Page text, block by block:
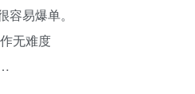
易爆单。
无难度